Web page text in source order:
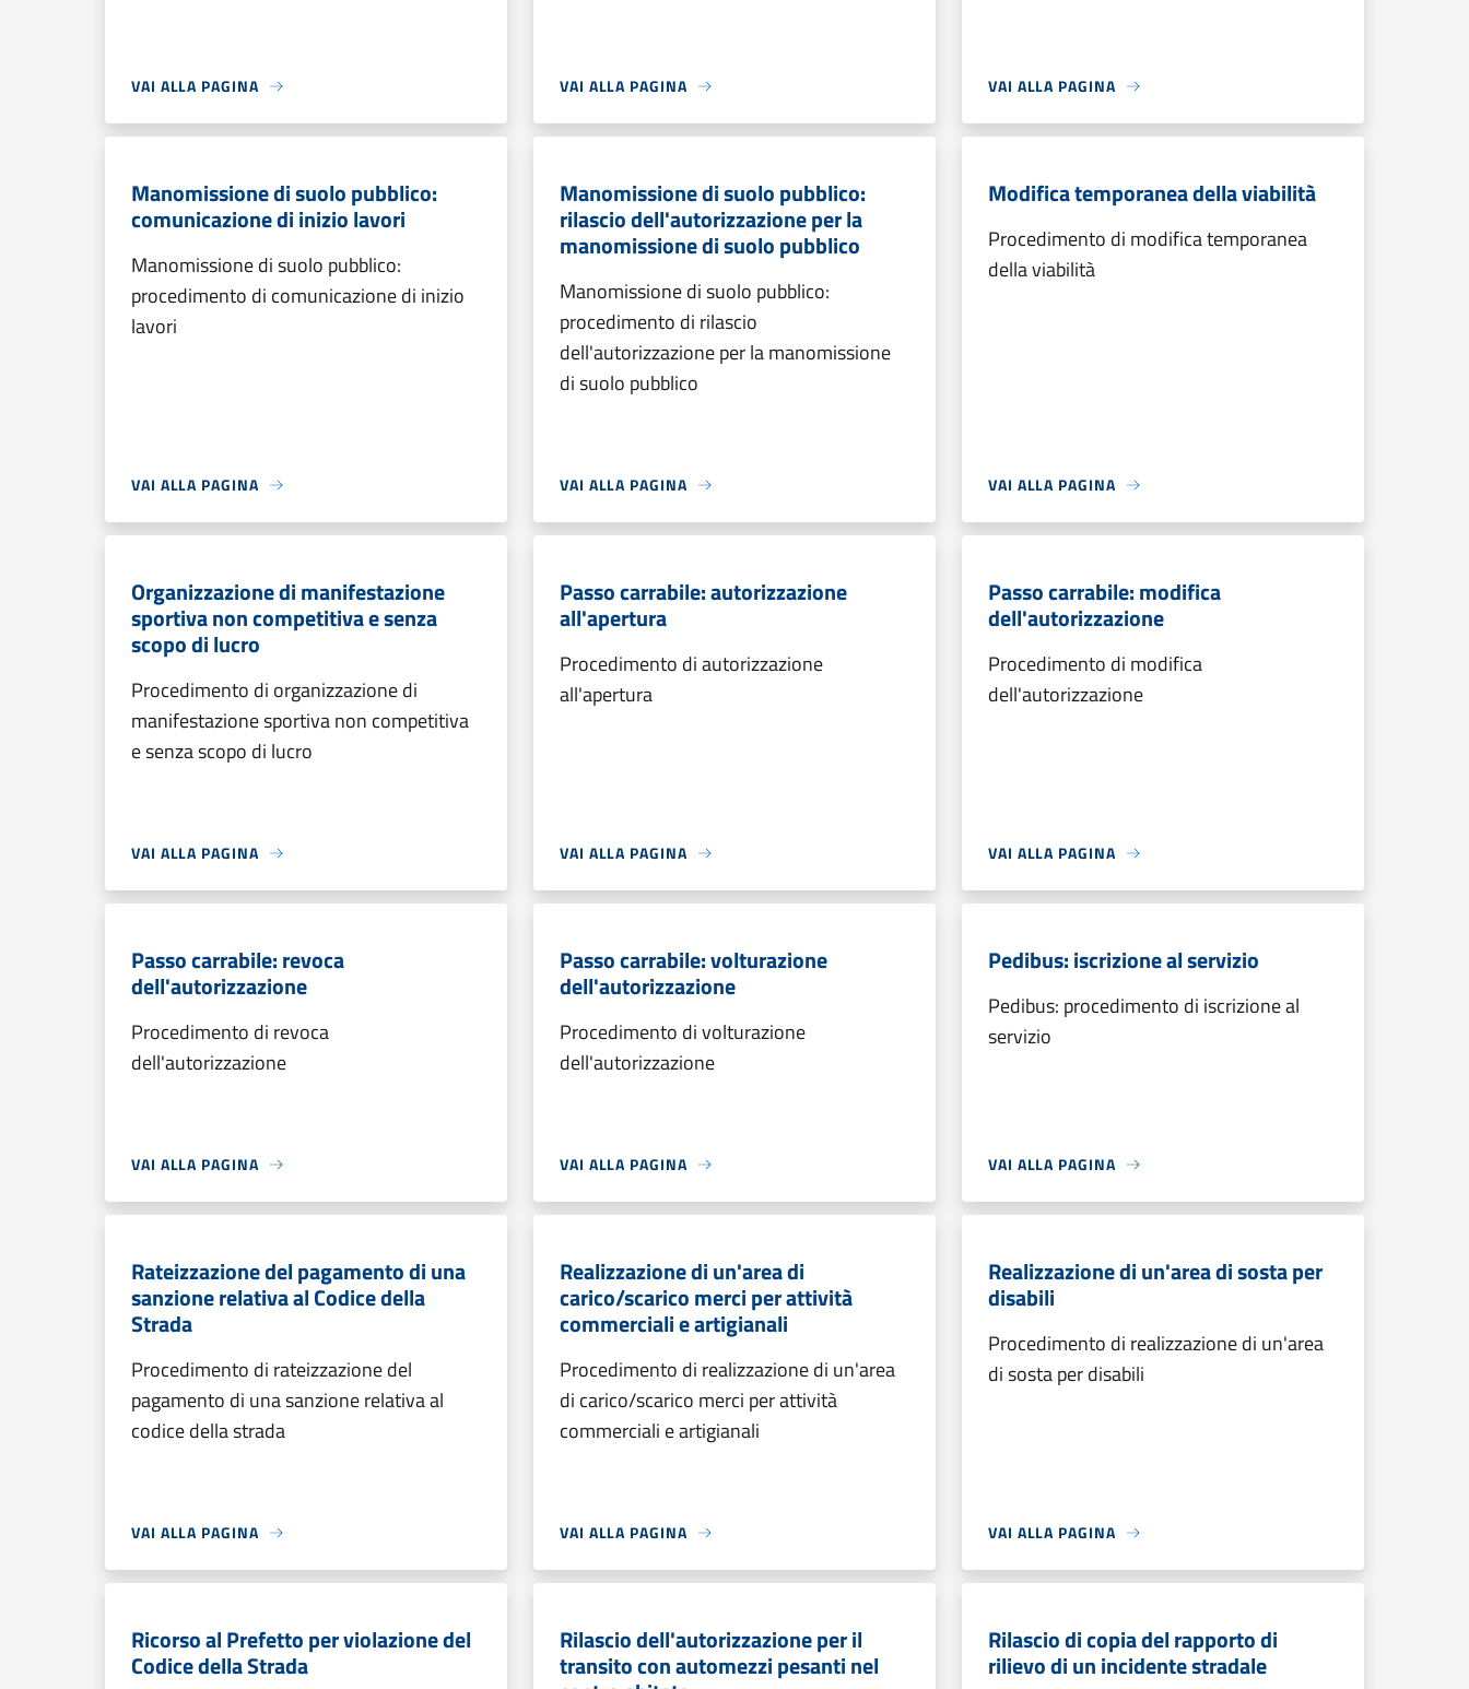
VAI ALLA PAGINA VAI ALLA PAGINA VAI ALLA PAGINA
Manomissione di suolo pubblico:
comunicazione di inizio lavori
Manomissione di suolo pubblico:
procedimento di comunicazione di inizio
lavori
VAI ALLA PAGINA
Manomissione di suolo pubblico:
rilascio dell'autorizzazione per la
manomissione di suolo pubblico
Manomissione di suolo pubblico:
procedimento di rilascio
dell'autorizzazione per la manomissione
di suolo pubblico
VAI ALLA PAGINA
Modifica temporanea della viabilità
Procedimento di modifica temporanea
della viabilità
VAI ALLA PAGINA
Organizzazione di manifestazione
sportiva non competitiva e senza
scopo di lucro
Procedimento di organizzazione di
manifestazione sportiva non competitiva
e senza scopo di lucro
VAI ALLA PAGINA
Passo carrabile: autorizzazione
all'apertura
Procedimento di autorizzazione
all'apertura
VAI ALLA PAGINA
Passo carrabile: modifica
dell'autorizzazione
Procedimento di modifica
dell'autorizzazione
VAI ALLA PAGINA
Passo carrabile: revoca
dell'autorizzazione
Procedimento di revoca
dell'autorizzazione
VAI ALLA PAGINA
Passo carrabile: volturazione
dell'autorizzazione
Procedimento di volturazione
dell'autorizzazione
VAI ALLA PAGINA
Pedibus: iscrizione al servizio
Pedibus: procedimento di iscrizione al
servizio
VAI ALLA PAGINA
Rateizzazione del pagamento di una
sanzione relativa al Codice della
Strada
Procedimento di rateizzazione del
pagamento di una sanzione relativa al
codice della strada
VAI ALLA PAGINA
Realizzazione di un'area di
carico/scarico merci per attività
commerciali e artigianali
Procedimento di realizzazione di un'area
di carico/scarico merci per attività
commerciali e artigianali
VAI ALLA PAGINA
Realizzazione di un'area di sosta per
disabili
Procedimento di realizzazione di un'area
di sosta per disabili
VAI ALLA PAGINA
Ricorso al Prefetto per violazione del
Codice della Strada
Rilascio dell'autorizzazione per il
transito con automezzi pesanti nel
Rilascio di copia del rapporto di
rilievo di un incidente stradale